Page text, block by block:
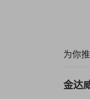
为你
金达